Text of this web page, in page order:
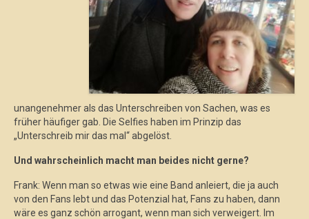
unangenehmer als das Unterschreiben von Sachen, was es
früher häufiger gab. Die Selfies haben im Prinzip das
„Unterschreib mir das mal“ abgelöst.
Und wahrscheinlich macht man beides nicht gerne?
Frank: Wenn man so etwas wie eine Band anleiert, die ja auch
von den Fans lebt und das Potenzial hat, Fans zu haben, dann
wäre es ganz schön arrogant, wenn man sich verweigert. Im